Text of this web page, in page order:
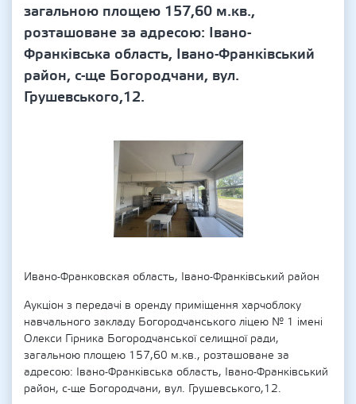
загальною площею 157,60 м.кв.,
розташоване за адресою: Івано-
Франківська область, Івано-Франківський
район, с-ще Богородчани, вул.
Грушевського,12.
Ивано-Франковская область, Івано-Франківський район
Аукціон з передачі в оренду приміщення харчоблоку
навчального закладу Богородчанського ліцею № 1 імені
Олекси Гірника Богородчанської селищної ради,
загальною площею 157,60 м.кв., розташоване за
адресою: Івано-Франківська область, Івано-Франківський
район, с-ще Богородчани, вул. Грушевського,12.